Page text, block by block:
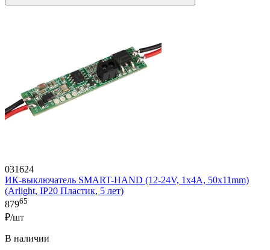
031624
ИК-выключатель SMART-HAND (12-24V, 1х4А, 50x11mm)
(Arlight, IP20 Пластик, 5 лет)
87965
₽/шт
В наличии